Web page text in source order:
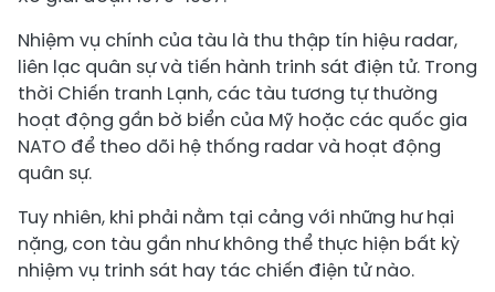
Nhiệm vụ chính của tàu là thu thập tín hiệu radar,
liên lạc quân sự và tiến hành trinh sát điện tử. Trong
thời Chiến tranh Lạnh, các tàu tương tự thường
hoạt động gần bờ biển của Mỹ hoặc các quốc gia
NATO để theo dõi hệ thống radar và hoạt động
quân sự.
Tuy nhiên, khi phải nằm tại cảng với những hư hại
nặng, con tàu gần như không thể thực hiện bất kỳ
nhiệm vụ trinh sát hay tác chiến điện tử nào.